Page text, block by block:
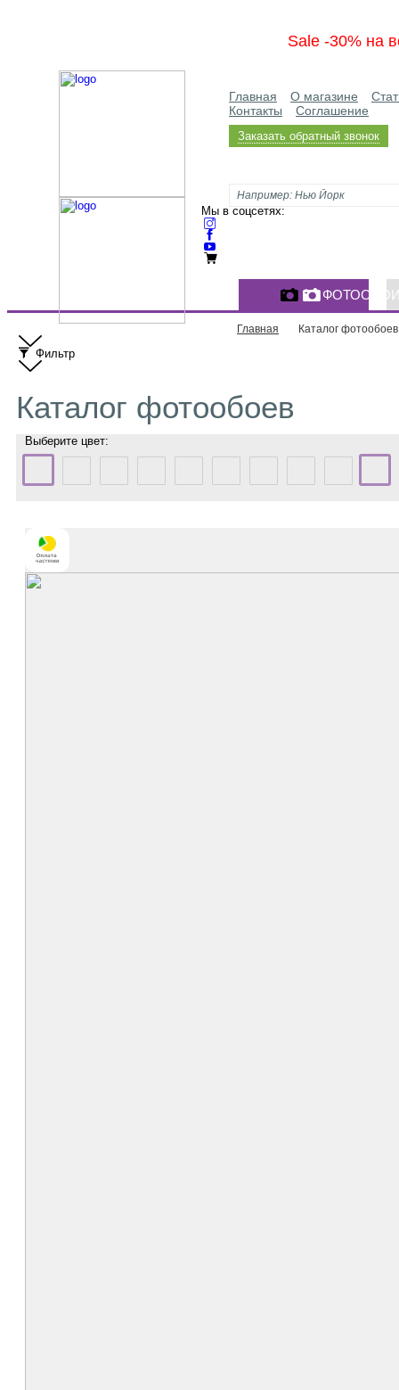
Sale -30% на
Главная О магазине
Контакты
Соглашение
Заказать обратный звонок
Мы в соцсетях:
Главная Каталог фотообоев
Фильтр
Каталог фотообоев
Выберите цвет: